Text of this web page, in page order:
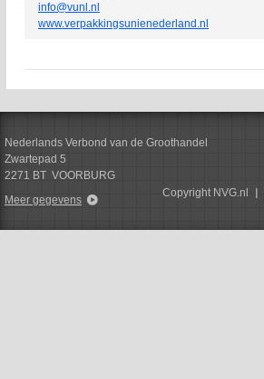
info@vunl.nl
www.verpakkingsunienederland.nl
Nederlands Verbond van de Groothandel
Zwartepad 5
2271 BT VOORBURG
Meer gegevens
Copyright NVG.nl